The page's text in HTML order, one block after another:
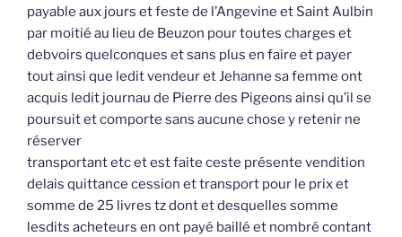
payable aux jours et feste de l’Angevine et Saint Aulbin
par moitié au lieu de Beuzon pour toutes charges et
debvoirs quelconques et sans plus en faire et payer
tout ainsi que ledit vendeur et Jehanne sa femme ont
acquis ledit journau de Pierre des Pigeons ainsi qu’il se
poursuit et comporte sans aucune chose y retenir ne
réserver
transportant etc et est faite ceste présente vendition
delais quittance cession et transport pour le prix et
somme de 25 livres tz dont et desquelles somme
lesdits acheteurs en ont payé baillé et nombré contant